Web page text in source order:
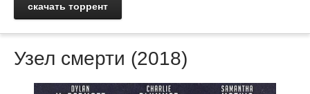
скачать торрент
Узел смерти (2018)